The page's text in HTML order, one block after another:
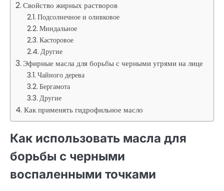
Свойство жирных растворов
Подсолнечное и оливковое
Миндальное
Касторовое
Другие
Эфирные масла для борьбы с черными угрями на лице
Чайного дерева
Бергамота
Другие
Как применять гидрофильное масло
Как использовать масла для
борьбы с черными
воспаленными точками